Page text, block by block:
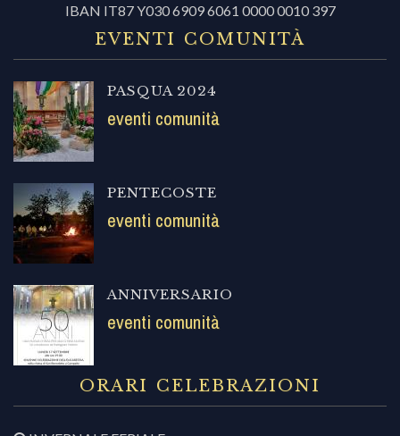
IBAN IT87 Y030 6909 6061 0000 0010 397
EVENTI COMUNITÀ
PASQUA 2024
eventi comunità
PENTECOSTE
eventi comunità
ANNIVERSARIO
eventi comunità
ORARI CELEBRAZIONI